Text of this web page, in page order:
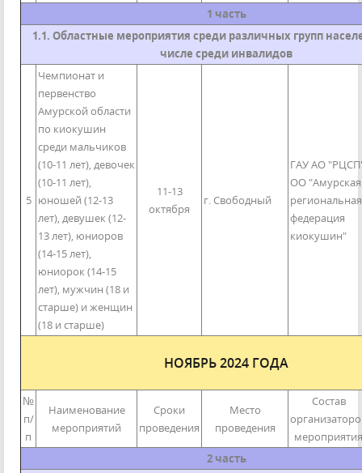
1 часть
1.1. Областные мероприятия среди различных групп
числе среди инвалидов
5
Чемпионат и
первенство
Амурской области
по киокушин
среди мальчиков
(10-11 лет), девочек
(10-11 лет),
юношей (12-13
лет), девушек (12-
13 лет), юниоров
(14-15 лет),
юниорок (14-15
лет), мужчин (18 и
старше) и женщин
(18 и старше)
11-13
октября
г. Свободный
ГАУ АО
ОО "Амурская
региональная
федерация
киокушин"
НОЯБРЬ 2024 ГОДА
№
п/
п
Наименование
мероприятий
Сроки
проведения
Место
проведения
Состав
мероприятия
2 часть